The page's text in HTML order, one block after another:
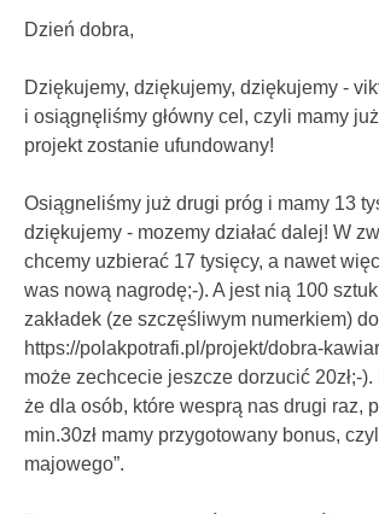
Dzień dobra,
Dziękujemy, dziękujemy, dziękujemy -
i osiągnęliśmy główny cel, czyli mamy
projekt zostanie ufundowany!
Osiągneliśmy już drugi próg i mamy 13
dziękujemy - mozemy działać dalej! W
chcemy uzbierać 17 tysięcy, a nawet
was nową nagrodę;-). A jest nią 100
zakładek (ze szczęśliwym numerkiem)
https://polakpotrafi.pl/projekt/dobra-
może zechcecie jeszcze dorzucić 20zł;-
że dla osób, które wesprą nas drugi raz,
min.30zł mamy przygotowany bonus,
majowego”.